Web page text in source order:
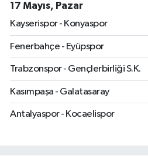
17 Mayıs, Pazar
Kayserispor - Konyaspor
Fenerbahçe - Eyüpspor
Trabzonspor - Gençlerbirliği S.K.
Kasımpaşa - Galatasaray
Antalyaspor - Kocaelispor